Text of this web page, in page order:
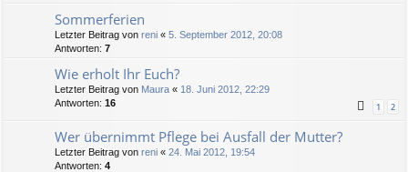
Sommerferien
Letzter Beitrag von reni « 5. September 2012, 20:08
Antworten: 7
Wie erholt Ihr Euch?
Letzter Beitrag von Maura « 18. Juni 2012, 22:29
Antworten: 16 1 2
Wer übernimmt Pflege bei Ausfall der Mutter?
Letzter Beitrag von reni « 24. Mai 2012, 19:54
Antworten: 4